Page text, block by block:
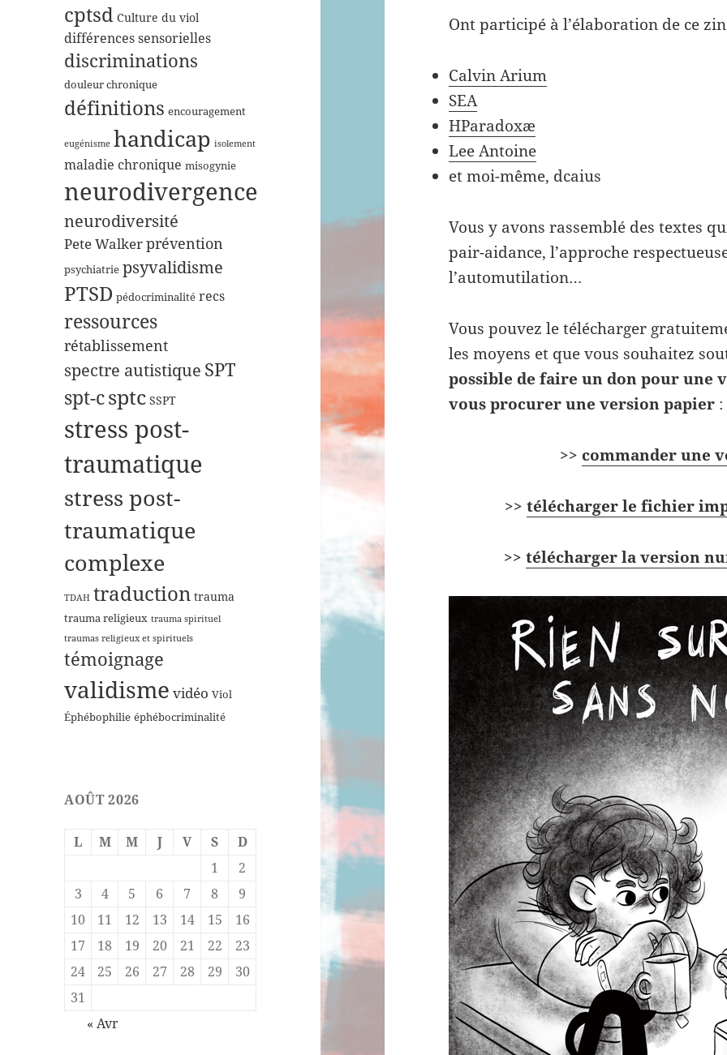
cptsd Culture du viol
différences sensorielles
discriminations
douleur chronique
définitions encouragement
eugénisme handicap isolement
maladie chronique misogynie
neurodivergence
neurodiversité
Pete Walkerprévention
psychiatrie psyvalidisme
PTSD pédocriminalité recs
ressources
rétablissement
spectre autistique SPT
spt-csptc SSPT
stress post-
traumatique
stress post-
traumatique
complexe
TDAH traduction trauma
trauma religieux trauma spirituel
traumas religieux et spirituels
témoignage
validisme vidéo Viol
Éphébophilie éphébocriminalité
AOÛT 2026
L M M J V S
D
1
2
3
4 5 6 7 8
9
10
11 12 13 14 15
16
17
18 19 20 21 22
23
24
25 26 27 28 29
30
31
« Avr
Ont participé à l’élaboration de ce
Calvin Arium
SEA
HParadoxæ
Lee Antoine
et moi-même, dcaius
Vous y avons rassemblé des textes
pair-aidance, l’approche
l’automutilation…
Vous pouvez le télécharger
les moyens et que vous souhaitez
possible de faire un don pour une
vous procurer une version papier :
>> commander une
>>télécharger le fichier
>>télécharger la version